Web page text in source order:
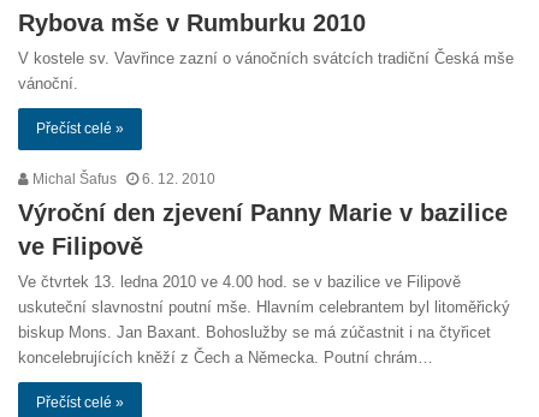
Rybova mše v Rumburku 2010
V kostele sv. Vavřince zazní o vánočních svátcích tradiční Česká mše
vánoční.
Přečíst celé »
Michal Šafus 6. 12. 2010
Výroční den zjevení Panny Marie v bazilice
ve Filipově
Ve čtvrtek 13. ledna 2010 ve 4.00 hod. se v bazilice ve Filipově
uskuteční slavnostní poutní mše. Hlavním celebrantem byl litoměřický
biskup Mons. Jan Baxant. Bohoslužby se má zúčastnit i na čtyřicet
koncelebrujících kněží z Čech a Německa. Poutní chrám…
Přečíst celé »